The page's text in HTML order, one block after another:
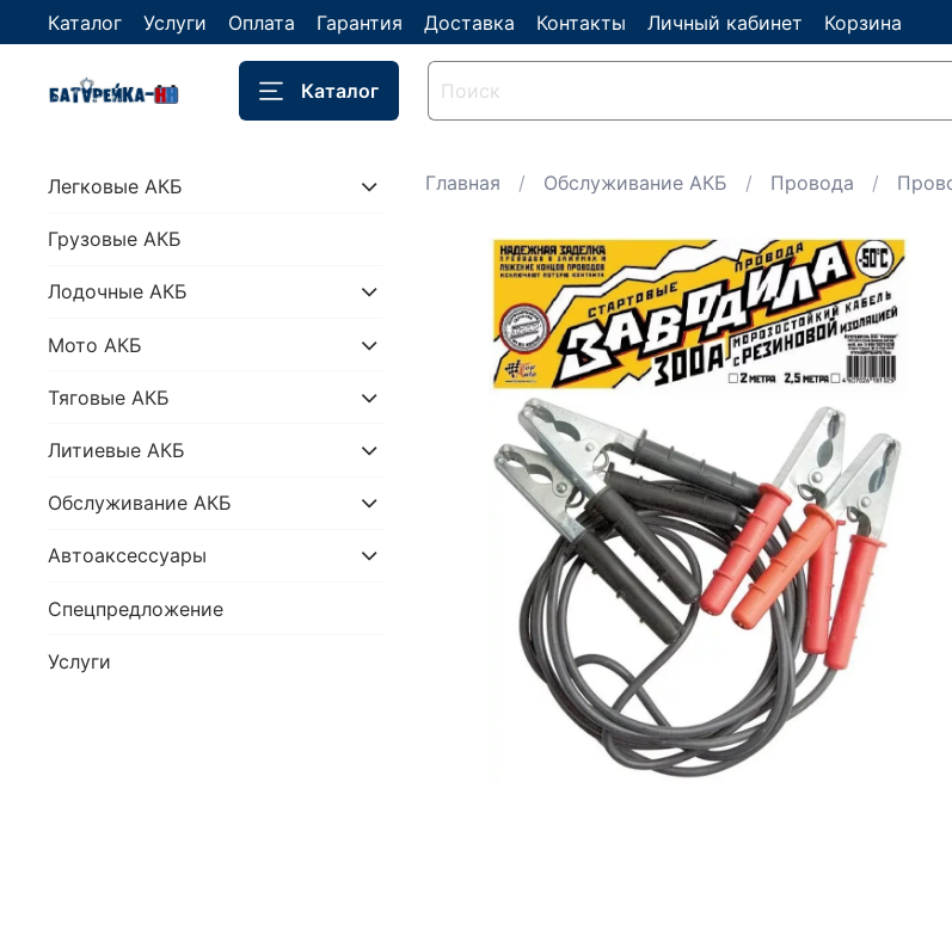
Каталог Услуги Оплата Гарантия Доставка Контакты Личный кабинет Корзина
Каталог
Главная Обслуживание АКБ Провода
Легковые АКБ
Грузовые АКБ
Лодочные АКБ
Мото АКБ
Тяговые АКБ
Литиевые АКБ
Обслуживание АКБ
Автоаксессуары
Спецпредложение
Услуги